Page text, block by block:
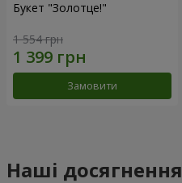
Букет "Золотце!"
1 554 грн
Замовити
Наші досягнення